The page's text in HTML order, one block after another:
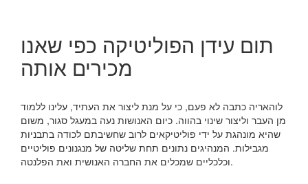
תום עידן הפוליטיקה כפי שאנו
מכירים אותה
לוהאריה כתבה לא פעם, כי על מנת ליצור את העתיד, עלינו ללמוד
מן העבר וליצור שינוי בהווה. כיום האנושות נעה במעגל סגור, משום
שהיא מונהגת על ידי פוליטיקאים לרוב שחשיבתם לכודה בתבניות
מגבילות. המנהיגים נתונים תחת שליטה של מנגנונים פוליטיים
וכלכליים שמכלים את החברה האנושית ואת הפלנטה.